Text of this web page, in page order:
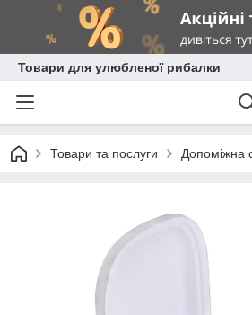
Товари для улюбленої рибалки
Товари та послуги Допоміжна